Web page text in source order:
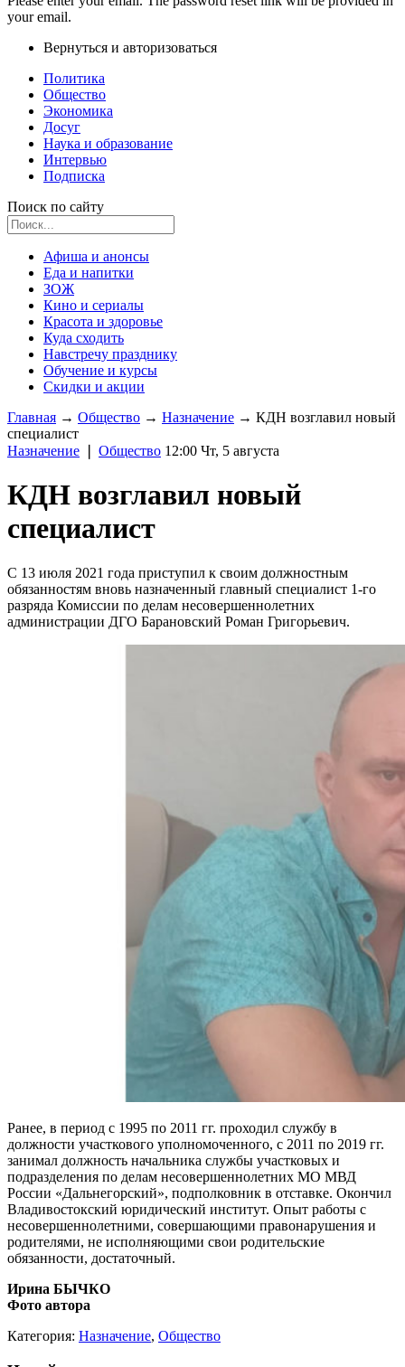
your email.
Вернуться и авторизоваться
Политика
Общество
Экономика
Досуг
Наука и образование
Интервью
Подписка
Поиск по сайту
Афиша и анонсы
Еда и напитки
ЗОЖ
Кино и сериалы
Красота и здоровье
Куда сходить
Навстречу празднику
Обучение и курсы
Скидки и акции
Главная → Общество → Назначение → КДН возглавил новый
специалист
Назначение
Общество 12:00 Чт, 5 августа
КДН возглавил новый
специалист
С 13 июля 2021 года приступил к своим должностным
обязанностям вновь назначенный главный специалист 1-го
разряда Комиссии по делам несовершеннолетних
администрации ДГО Барановский Роман Григорьевич.
Ранее, в период с 1995 по 2011 гг. проходил службу в
должности участкового уполномоченного, с 2011 по 2019 гг.
занимал должность начальника службы участковых и
подразделения по делам несовершеннолетних МО МВД
России «Дальнегорский», подполковник в отставке. Окончил
Владивостокский юридический институт. Опыт работы с
несовершеннолетними, совершающими правонарушения и
родителями, не исполняющими свои родительские
обязанности, достаточный.
Ирина БЫЧКО
Фото автора
Категория: Назначение, Общество